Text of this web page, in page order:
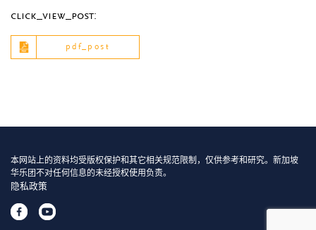
click_view_post:
pdf_post
本网站上的资料均受版权保护和其它相关规范限制，仅供参考和研究。新加坡
华乐团不对任何信息的未经授权使用负责。
隐私政策